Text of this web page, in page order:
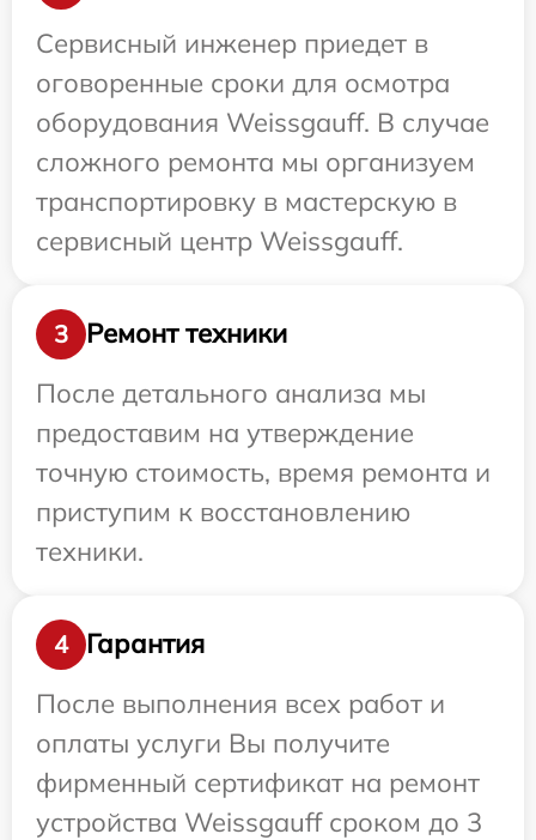
Сервисный инженер приедет в
оговоренные сроки для осмотра
оборудования Weissgauff. В случае
сложного ремонта мы организуем
транспортировку в мастерскую в
сервисный центр Weissgauff.
3
Ремонт техники
После детального анализа мы
предоставим на утверждение
точную стоимость, время ремонта и
приступим к восстановлению
техники.
4
Гарантия
После выполнения всех работ и
оплаты услуги Вы получите
фирменный сертификат на ремонт
устройства Weissgauff сроком до 3